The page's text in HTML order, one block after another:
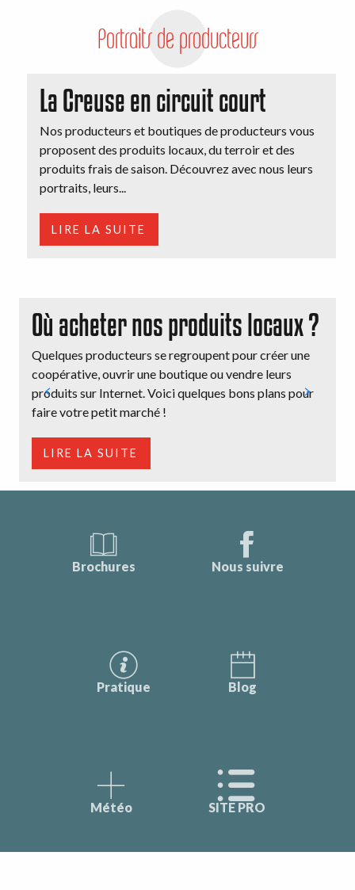
Portraits de producteurs
La Creuse en circuit court
Nos producteurs et boutiques de producteurs vous
proposent des produits locaux, du terroir et des
produits frais de saison. Découvrez avec nous leurs
portraits, leurs...
LIRE LA SUITE
Où acheter nos produits locaux ?
Quelques producteurs se regroupent pour créer une
coopérative, ouvrir une boutique ou vendre leurs
produits sur Internet. Voici quelques bons plans pour
faire votre petit marché !
LIRE LA SUITE
Brochures Nous suivre
Pratique Blog
Météo SITE PRO